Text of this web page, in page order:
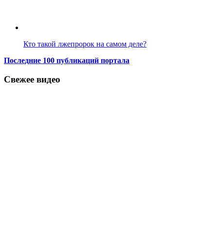
Кто такой лжепророк на самом деле?
Последние 100 публикаций портала
Свежее видео